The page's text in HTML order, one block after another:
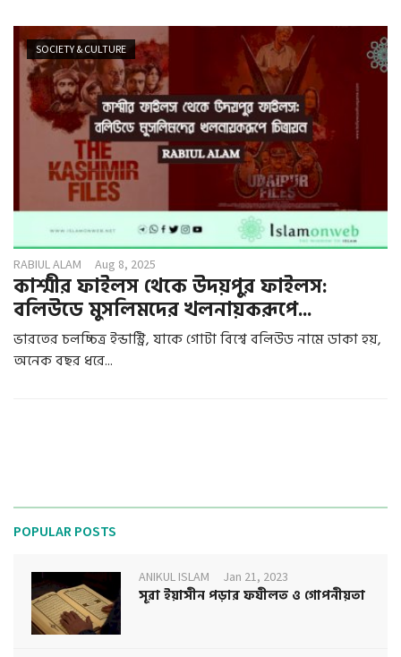
SOCIETY & CULTURE
RABIUL ALAM Aug 8, 2025
কাশ্মীর ফাইলস থেকে উদয়পুর ফাইলস:
বলিউডে মুসলিমদের খলনায়করূপে...
ভারতের চলচ্চিত্র ইন্ডাস্ট্রি, যাকে গোটা বিশ্বে বলিউড নামে ডাকা হয়,
অনেক বছর ধরে...
POPULAR POSTS
ANIKUL ISLAM Jan 21, 2023
সূরা ইয়াসীন পড়ার ফযীলত ও গোপনীয়তা